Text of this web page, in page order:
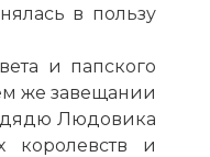
в пользу
и папского
же завещании
дядю Людовика
королевств и